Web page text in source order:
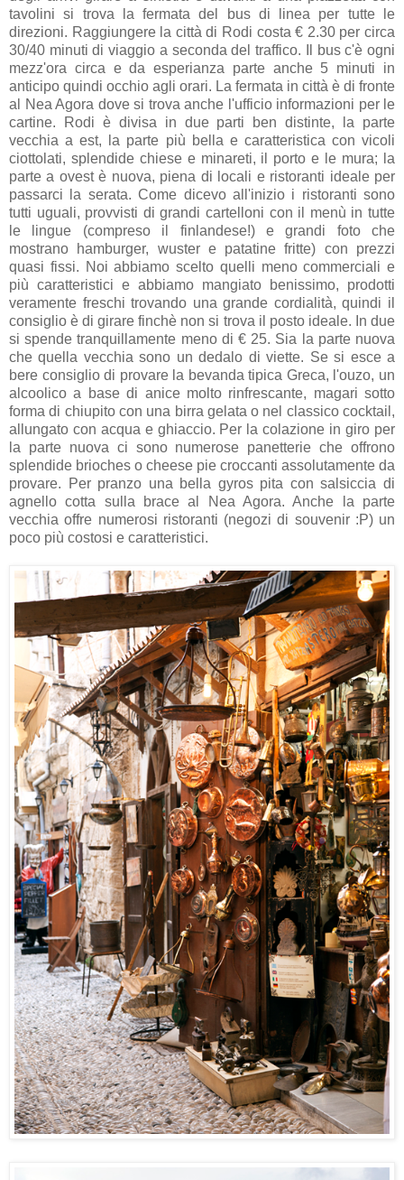
tavolini si trova la fermata del bus di linea per tutte le
direzioni. Raggiungere la città di Rodi costa € 2.30 per circa
30/40 minuti di viaggio a seconda del traffico. Il bus c'è ogni
mezz'ora circa e da esperianza parte anche 5 minuti in
anticipo quindi occhio agli orari. La fermata in città è di fronte
al Nea Agora dove si trova anche l'ufficio informazioni per le
cartine. Rodi è divisa in due parti ben distinte, la parte
vecchia a est, la parte più bella e caratteristica con vicoli
ciottolati, splendide chiese e minareti, il porto e le mura; la
parte a ovest è nuova, piena di locali e ristoranti ideale per
passarci la serata. Come dicevo all'inizio i ristoranti sono
tutti uguali, provvisti di grandi cartelloni con il menù in tutte
le lingue (compreso il finlandese!) e grandi foto che
mostrano hamburger, wuster e patatine fritte) con prezzi
quasi fissi. Noi abbiamo scelto quelli meno commerciali e
più caratteristici e abbiamo mangiato benissimo, prodotti
veramente freschi trovando una grande cordialità, quindi il
consiglio è di girare finchè non si trova il posto ideale. In due
si spende tranquillamente meno di € 25. Sia la parte nuova
che quella vecchia sono un dedalo di viette. Se si esce a
bere consiglio di provare la bevanda tipica Greca, l'ouzo, un
alcoolico a base di anice molto rinfrescante, magari sotto
forma di chiupito con una birra gelata o nel classico cocktail,
allungato con acqua e ghiaccio. Per la colazione in giro per
la parte nuova ci sono numerose panetterie che offrono
splendide brioches o cheese pie croccanti assolutamente da
provare. Per pranzo una bella gyros pita con salsiccia di
agnello cotta sulla brace al Nea Agora. Anche la parte
vecchia offre numerosi ristoranti (negozi di souvenir :P) un
poco più costosi e caratteristici.